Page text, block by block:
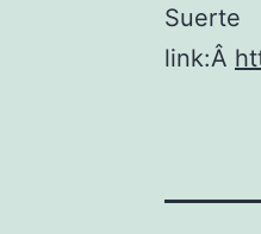
Suerte
link:Â